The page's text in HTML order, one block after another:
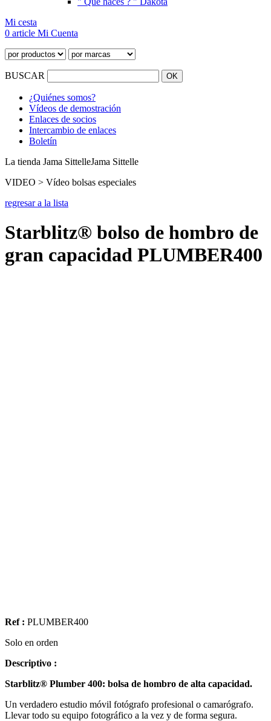
Mi cesta
0 article Mi Cuenta
BUSCAR
¿Quiénes somos?
Vídeos de demostración
Enlaces de socios
Intercambio de enlaces
Boletín
La tienda Jama SittelleJama Sittelle
VIDEO > Vídeo bolsas especiales
regresar a la lista
Starblitz® bolso de hombro de
gran capacidad PLUMBER400
Ref : PLUMBER400
Solo en orden
Descriptivo :
Starblitz® Plumber 400: bolsa de hombro de alta capacidad.
Un verdadero estudio móvil fotógrafo profesional o camarógrafo.
Llevar todo su equipo fotográfico a la vez y de forma segura.